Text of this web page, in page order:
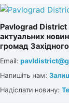
Pavlograd
актуальних
громад
Email:
Напишіть нам:
Надіслати новину: